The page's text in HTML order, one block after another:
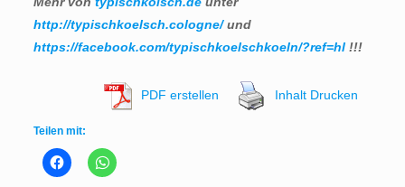
http://typischkoelsch.cologne/und
https://facebook.com/typischkoelschkoeln/?ref=hl!!!
PDF erstellen Inhalt Drucken
Teilen mit: